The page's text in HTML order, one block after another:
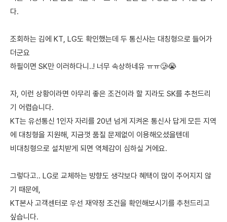
다.
조회하는 김에 KT, LG도 확인했는데 두 통신사는 대칭형으로 들어가
더군요
하필이면 SK만 이러하다니..! 너무 속상하네유 ㅠㅠ🥲😭
자, 이런 상황이라면 아무리 좋은 조건이라 할 지라도 SK를 추천드리
기 어렵습니다.
KT는 유선통신 1인자 자리를 20년 넘게 지켜온 통신사 답게 모든 지역
에 대칭형을 지원해, 지금껏 품질 문제없이 이용해오셨을텐데
비대칭형으로 설치받게 되면 역체감이 심하실 거에요.
그렇다고.. LG로 교체하는 방향도 생각보다 혜택이 많이 주어지지 않
기 때문에,
KT본사 고객센터로 우선 재약정 조건을 확인해보시기를 추천드리고
싶습니다.